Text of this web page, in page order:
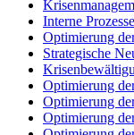
Interne
Optimierung
Strategische
Optimierung
Optimierung
Optimierung